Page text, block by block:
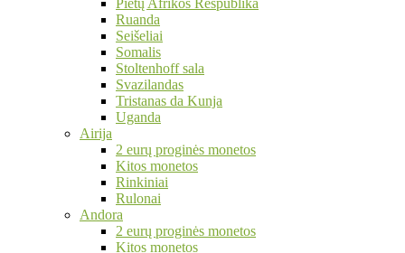
Pietų Afrikos Respublika
Ruanda
Seišeliai
Somalis
Stoltenhoff sala
Svazilandas
Tristanas da Kunja
Uganda
Airija
2 eurų proginės monetos
Kitos monetos
Rinkiniai
Rulonai
Andora
2 eurų proginės monetos
Kitos monetos